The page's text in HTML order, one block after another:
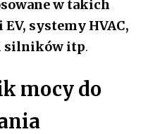
w takich
systemy HVAC,
silników itp.
mocy do